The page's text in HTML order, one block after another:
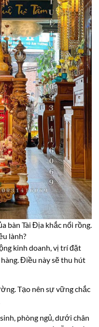
bàn Tài Địa khắc nổi rồng.
lành?
kinh doanh, vị trí đặt
Điều này sẽ thu hút
Tạo nên sự vững chắc
phòng ngủ, dưới chân